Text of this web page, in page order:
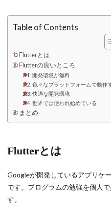
Table of Contents
Flutterとは
Flutterの良いところ
開発環境が無料
色々なプラットフォームで動作
快適な開発環境
世界では使われ始めている
まとめ
Flutterとは
Googleが開発しているアプリケ
です。プログラムの勉強を個人
す。